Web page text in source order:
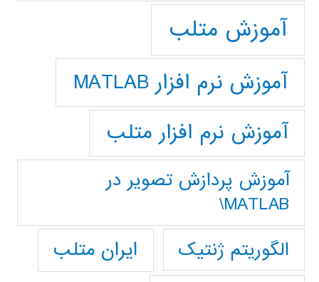
آموزش متلب
آموزش نرم افزار MATLAB
آموزش نرم افزار متلب
آموزش پردازش تصوير در
MATLAB\
الگوریتم ژنتیک
ایران متلب